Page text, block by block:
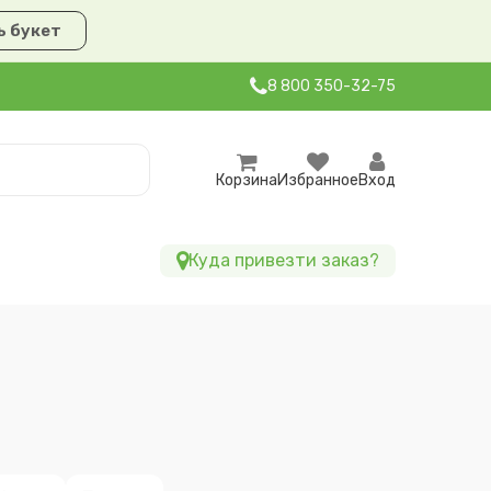
букет
8 800 350-32-75
КорзинаИзбранноеВход
Куда привезти заказ?